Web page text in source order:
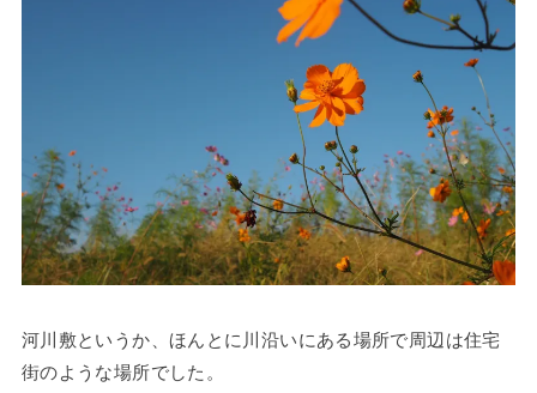
河川敷というか、ほんとに川沿いにある場所で周辺は住宅
街のような場所でした。